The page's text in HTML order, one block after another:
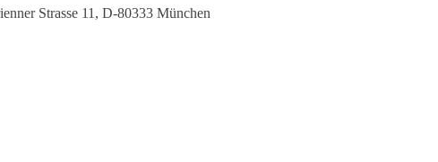
Strasse 11, D-80333 München